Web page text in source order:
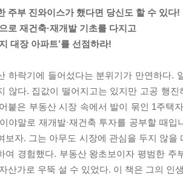
주부 진와이스가 했다면 당신도 할 수 있다!
로 재건축·재개발 기초를 다지고
대장 아파트’를 선점하라!
하락기에 들어섰다는 분위기가 만연하다.
않다. 집값이 떨어지고는 있지만 고공 행
붙은 부동산 시장 속에서 발이 묶인 1주택
야말로 재개발·재건축 투자를 공부할 때
보자. 그는 아무도 시장에 관심을 두지 않
여 경험했다. 부동산 왕초보이자 평범한
산가로 우뚝 설 수 있었다. 이 책은 그의 인